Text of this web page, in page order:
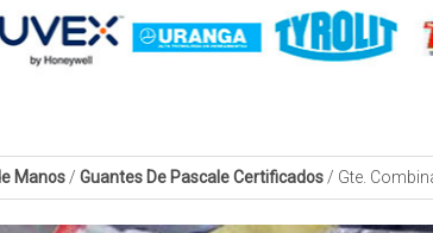
Manos / Guantes De Pascale Certificados / Gte.